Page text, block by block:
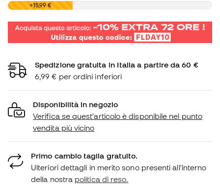
0,00 € +15,99 €
Spedizione gratuita in Italia a partire da 60 €
6,99 € per ordini inferiori
Disponibilità in negozio
Verifica se quest'articolo è disponibile nel punto
vendita più vicino
Primo cambio taglia gratuito.
Ulteriori dettagli in merito sono presenti all'interno
della nostra politica di reso.